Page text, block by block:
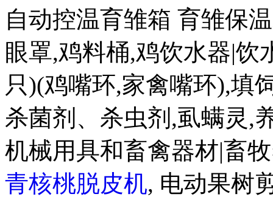
自动控温育雏箱 育雏保
眼罩,鸡料桶,鸡饮水器|饮
只)(鸡嘴环,家禽嘴环),填
杀菌剂、杀虫剂,虱螨灵,
机械用具和畜禽器材|畜
青核桃脱皮机, 电动果树